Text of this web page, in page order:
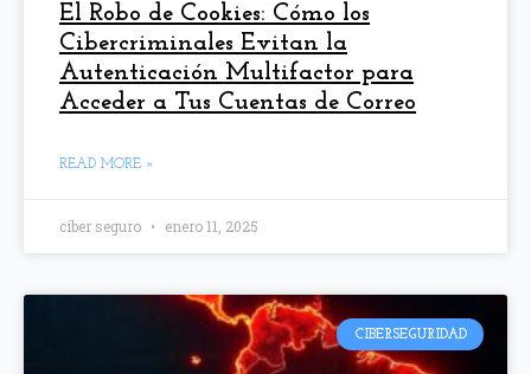
El Robo de Cookies: Cómo los
Cibercriminales Evitan la
Autenticación Multifactor para
Acceder a Tus Cuentas de Correo
READ MORE »
ciber seguro enero 11, 2025
CIBERSEGURIDAD